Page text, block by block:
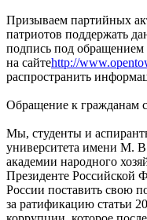
Призываем партийных
патриотов поддержать
подпись под обращением
на сайтеhttp://
распространить
Обращение к гражданам
Мы, студенты и
университета имени М.
академии народного
Президенте Российской
России поставить свою
за ратификацию статьи